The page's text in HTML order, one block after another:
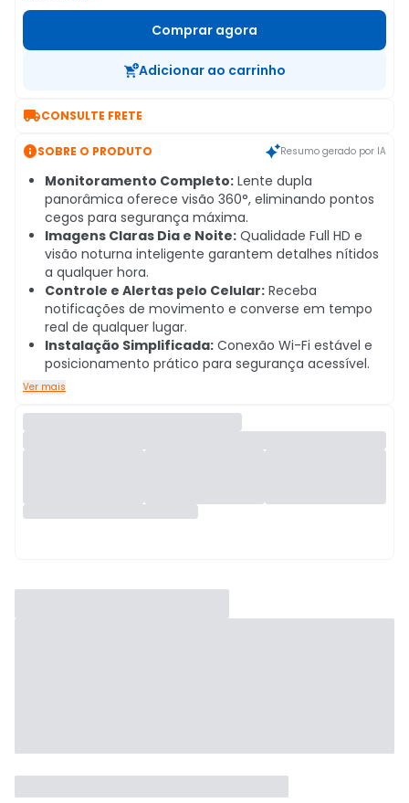
Comprar agora
Adicionar ao carrinho
CONSULTE FRETE
SOBRE O PRODUTO Resumo gerado por IA
Monitoramento Completo: Lente dupla
panorâmica oferece visão 360°, eliminando pontos
cegos para segurança máxima.
Imagens Claras Dia e Noite: Qualidade Full HD e
visão noturna inteligente garantem detalhes nítidos
a qualquer hora.
Controle e Alertas pelo Celular: Receba
notificações de movimento e converse em tempo
real de qualquer lugar.
Instalação Simplificada: Conexão Wi-Fi estável e
posicionamento prático para segurança acessível.
Ver mais